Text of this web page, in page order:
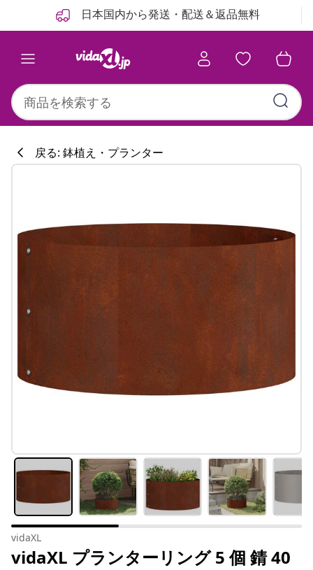
日本国内から発送・配送＆返品無料
戻る: 鉢植え・プランター
vidaXL
vidaXL プランターリング 5 個 錆 40